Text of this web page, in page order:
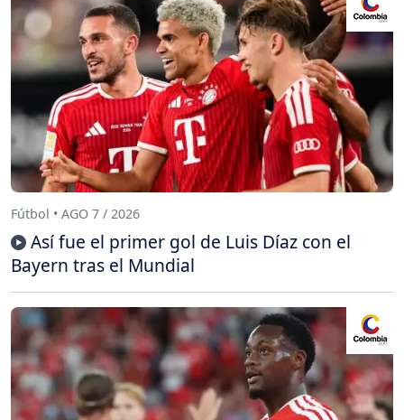
Fútbol • AGO 7 / 2026
Así fue el primer gol de Luis Díaz con el
Bayern tras el Mundial